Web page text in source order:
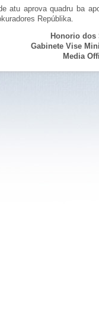
atu aprova quadru ba
Repúblika.
Honorio dos
Gabinete Vise
Media